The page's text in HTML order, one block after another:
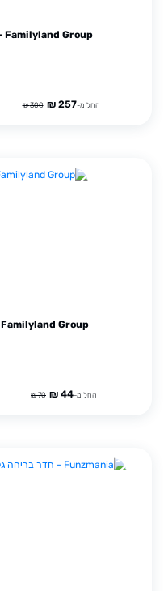
Familyland Group - חדרי בריחה לילדים באר שבע
החל מ-257 ₪
300 ₪
Familyland Group - לייזר טאג פלאנט באר שבע
החל מ-44 ₪
70 ₪